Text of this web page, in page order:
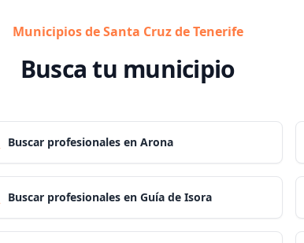
Municipios de Santa Cruz de Tenerife
Busca tu municipio
Buscar profesionales en Arona
Buscar profesionales en Guía de Isora